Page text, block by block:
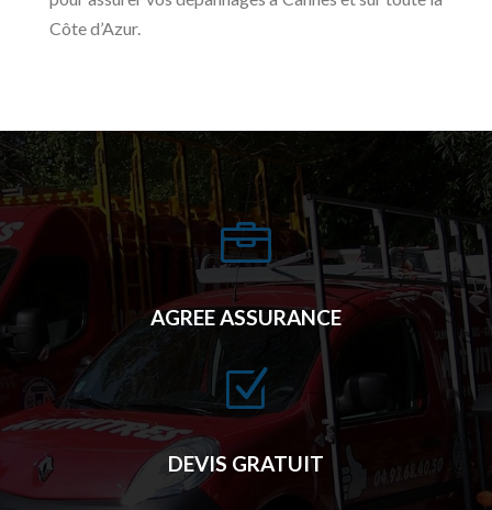
Côte d’Azur.

AGREE ASSURANCE
Z
DEVIS GRATUIT